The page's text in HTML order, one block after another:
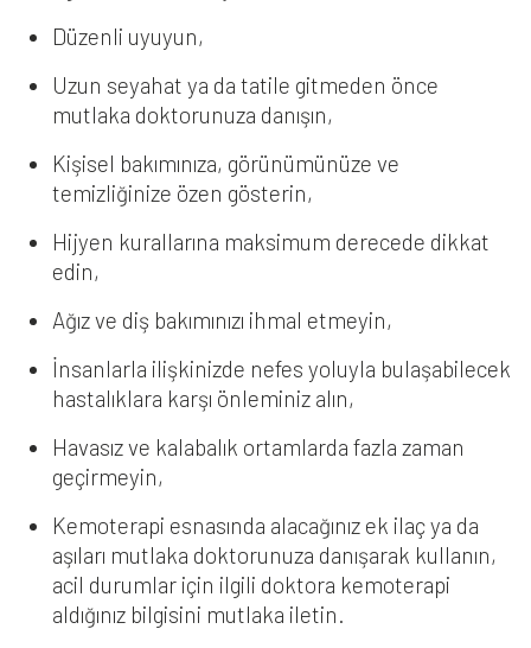
Düzenli uyuyun,
Uzun seyahat ya da tatile gitmeden önce
mutlaka doktorunuza danışın,
Kişisel bakımınıza, görünümünüze ve
temizliğinize özen gösterin,
Hijyen kurallarına maksimum derecede dikkat
edin,
Ağız ve diş bakımınızı ihmal etmeyin,
İnsanlarla ilişkinizde nefes yoluyla bulaşabilecek
hastalıklara karşı önleminiz alın,
Havasız ve kalabalık ortamlarda fazla zaman
geçirmeyin,
Kemoterapi esnasında alacağınız ek ilaç ya da
aşıları mutlaka doktorunuza danışarak kullanın,
acil durumlar için ilgili doktora kemoterapi
aldığınız bilgisini mutlaka iletin.